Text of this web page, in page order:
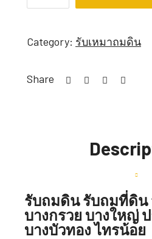
Category: รับเหมาถมดิน
Share
รับถมดิน รับถมที่ดิน
บางกรวย บางใหญ่
บางบัวทอง ไทรน้อย